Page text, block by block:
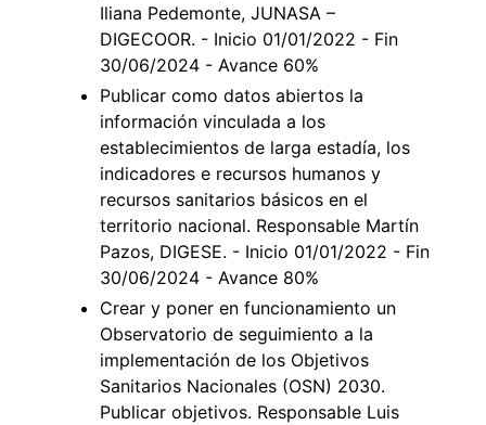
Iliana Pedemonte, JUNASA –
DIGECOOR. - Inicio 01/01/2022 - Fin
30/06/2024 - Avance 60%
Publicar como datos abiertos la
información vinculada a los
establecimientos de larga estadía, los
indicadores e recursos humanos y
recursos sanitarios básicos en el
territorio nacional. Responsable Martín
Pazos, DIGESE. - Inicio 01/01/2022 - Fin
30/06/2024 - Avance 80%
Crear y poner en funcionamiento un
Observatorio de seguimiento a la
implementación de los Objetivos
Sanitarios Nacionales (OSN) 2030.
Publicar objetivos. Responsable Luis